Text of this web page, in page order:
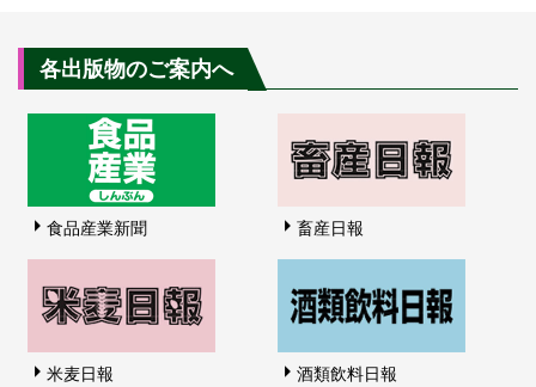
各出版物のご案内へ
食品産業新聞 畜産日報
米麦日報 酒類飲料日報